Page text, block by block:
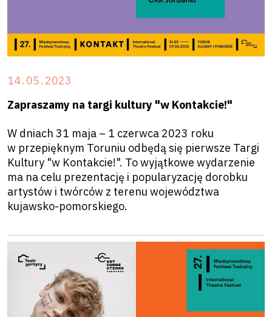
14. 05. 2023
Zapraszamy na targi kultury "w Kontakcie!"
W dniach 31 maja – 1 czerwca 2023 roku
w przepięknym Toruniu odbędą się pierwsze Targi
Kultury "w Kontakcie!". To wyjątkowe wydarzenie
ma na celu prezentację i popularyzację dorobku
artystów i twórców z terenu województwa
kujawsko-pomorskiego.